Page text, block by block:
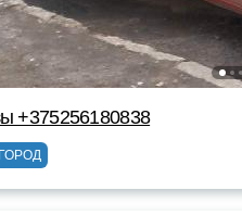
+375256180838